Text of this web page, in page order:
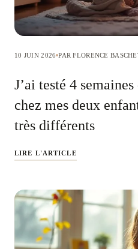
10 JUIN 2026 PAR FLORENCE
J’ai testé 4
chez mes deux
très différents
LIRE L'ARTICLE